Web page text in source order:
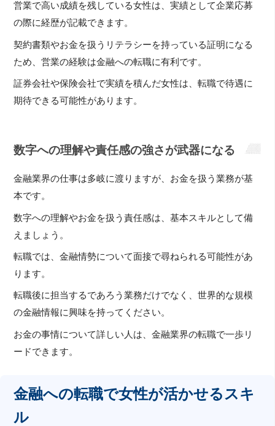
営業で高い成績を残している女性は、実績として企業応募
の際に経歴が記載できます。
契約書類やお金を扱うリテラシーを持っている証明になる
ため、営業の経験は金融への転職に有利です。
証券会社や保険会社で実績を積んだ女性は、転職で待遇に
期待できる可能性があります。
数字への理解や責任感の強さが武器になる
金融業界の仕事は多岐に渡りますが、お金を扱う業務が基
本です。
数字への理解やお金を扱う責任感は、基本スキルとして備
えましょう。
転職では、金融情勢について面接で尋ねられる可能性があ
ります。
転職後に担当するであろう業務だけでなく、世界的な規模
の金融情報に興味を持ってください。
お金の事情について詳しい人は、金融業界の転職で一歩リ
ードできます。
金融への転職で女性が活かせるスキ
ル